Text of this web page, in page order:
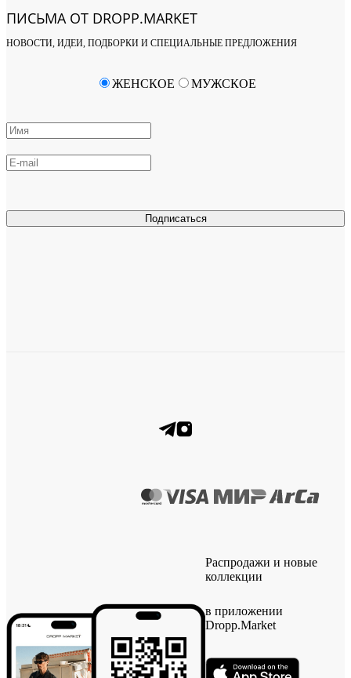
ПИСЬМА ОТ DROPP.MARKET
НОВОСТИ, ИДЕИ, ПОДБОРКИ И СПЕЦИАЛЬНЫЕ ПРЕДЛОЖЕНИЯ
Подписаться
ЖЕНСКОЕ МУЖСКОЕ
Распродажи и новые
коллекции
в приложении
Dropp.Market